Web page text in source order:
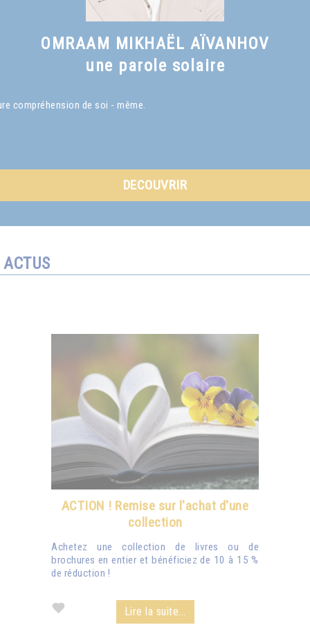
OMRAAM MIKHAËL AÏVANHOV
une parole solaire
compréhension de soi - même.
DECOUVRIR
ACTUS
ACTION ! Remise sur l'achat d'une
collection
Achetez une collection de livres ou de
brochures en entier et bénéficiez de 10 à 15 %
de réduction !
Lire la suite...